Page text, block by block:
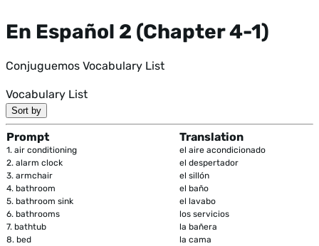
En Español 2 (Chapter 4-1)
Conjuguemos Vocabulary List
Vocabulary List
Sort by
Prompt Translation
1. air conditioning
el aire acondicionado
2. alarm clock
el despertador
3. armchair
el sillón
4. bathroom
el baño
5. bathroom sink
el lavabo
6. bathrooms
los servicios
7. bathtub
la bañera
8. bed
la cama